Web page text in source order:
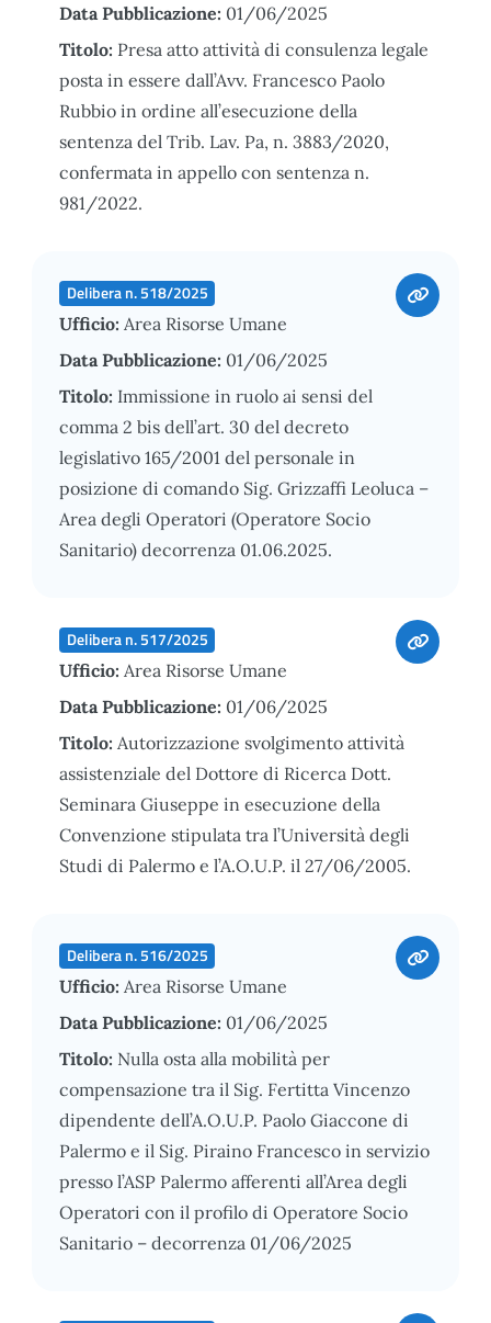
Data Pubblicazione: 01/06/2025
Titolo: Presa atto attività di consulenza legale
posta in essere dall’Avv. Francesco Paolo
Rubbio in ordine all’esecuzione della
sentenza del Trib. Lav. Pa, n. 3883/2020,
confermata in appello con sentenza n.
981/2022.
Delibera n. 518/2025
Ufficio: Area Risorse Umane
Data Pubblicazione: 01/06/2025
Titolo: Immissione in ruolo ai sensi del
comma 2 bis dell’art. 30 del decreto
legislativo 165/2001 del personale in
posizione di comando Sig. Grizzaffi Leoluca –
Area degli Operatori (Operatore Socio
Sanitario) decorrenza 01.06.2025.
Delibera n. 517/2025
Ufficio: Area Risorse Umane
Data Pubblicazione: 01/06/2025
Titolo: Autorizzazione svolgimento attività
assistenziale del Dottore di Ricerca Dott.
Seminara Giuseppe in esecuzione della
Convenzione stipulata tra l’Università degli
Studi di Palermo e l’A.O.U.P. il 27/06/2005.
Delibera n. 516/2025
Ufficio: Area Risorse Umane
Data Pubblicazione: 01/06/2025
Titolo: Nulla osta alla mobilità per
compensazione tra il Sig. Fertitta Vincenzo
dipendente dell’A.O.U.P. Paolo Giaccone di
Palermo e il Sig. Piraino Francesco in servizio
presso l’ASP Palermo afferenti all’Area degli
Operatori con il profilo di Operatore Socio
Sanitario – decorrenza 01/06/2025